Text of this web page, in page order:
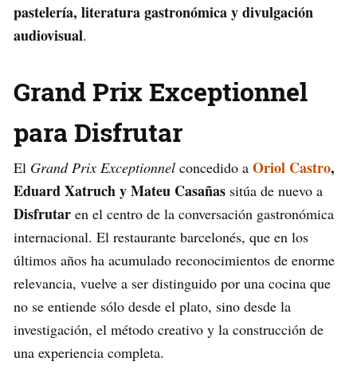
pastelería, literatura gastronómica y divulgación
audiovisual.
Grand Prix Exceptionnel
para Disfrutar
El Grand Prix Exceptionnel concedido a Oriol Castro,
Eduard Xatruch y Mateu Casañas sitúa de nuevo a
Disfrutar en el centro de la conversación gastronómica
internacional. El restaurante barcelonés, que en los
últimos años ha acumulado reconocimientos de enorme
relevancia, vuelve a ser distinguido por una cocina que
no se entiende sólo desde el plato, sino desde la
investigación, el método creativo y la construcción de
una experiencia completa.